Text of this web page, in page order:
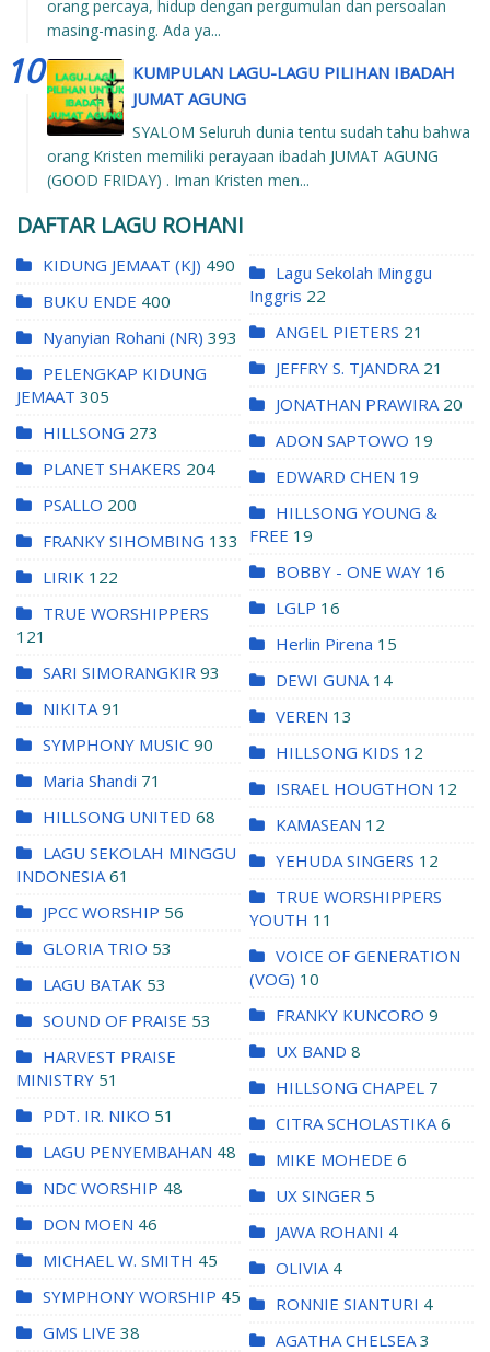
orang percaya, hidup dengan pergumulan dan persoalan
masing-masing. Ada ya...
KUMPULAN LAGU-LAGU PILIHAN IBADAH
JUMAT AGUNG
SYALOM Seluruh dunia tentu sudah tahu bahwa
orang Kristen memiliki perayaan ibadah JUMAT AGUNG
(GOOD FRIDAY) . Iman Kristen men...
DAFTAR LAGU ROHANI
KIDUNG JEMAAT (KJ) 490
BUKU ENDE 400
Nyanyian Rohani (NR) 393
PELENGKAP KIDUNG
JEMAAT 305
HILLSONG 273
PLANET SHAKERS 204
PSALLO 200
FRANKY SIHOMBING 133
LIRIK 122
TRUE WORSHIPPERS
121
SARI SIMORANGKIR 93
NIKITA 91
SYMPHONY MUSIC 90
Maria Shandi 71
HILLSONG UNITED 68
LAGU SEKOLAH MINGGU
INDONESIA 61
JPCC WORSHIP 56
GLORIA TRIO 53
LAGU BATAK 53
SOUND OF PRAISE 53
HARVEST PRAISE
MINISTRY 51
PDT. IR. NIKO 51
LAGU PENYEMBAHAN 48
NDC WORSHIP 48
DON MOEN 46
MICHAEL W. SMITH 45
SYMPHONY WORSHIP 45
GMS LIVE 38
Lagu Sekolah Minggu
Inggris 22
ANGEL PIETERS 21
JEFFRY S. TJANDRA 21
JONATHAN PRAWIRA 20
ADON SAPTOWO 19
EDWARD CHEN 19
HILLSONG YOUNG &
FREE 19
BOBBY - ONE WAY 16
LGLP 16
Herlin Pirena 15
DEWI GUNA 14
VEREN 13
HILLSONG KIDS 12
ISRAEL HOUGTHON 12
KAMASEAN 12
YEHUDA SINGERS 12
TRUE WORSHIPPERS
YOUTH 11
VOICE OF GENERATION
(VOG) 10
FRANKY KUNCORO 9
UX BAND 8
HILLSONG CHAPEL 7
CITRA SCHOLASTIKA 6
MIKE MOHEDE 6
UX SINGER 5
JAWA ROHANI 4
OLIVIA 4
RONNIE SIANTURI 4
AGATHA CHELSEA 3